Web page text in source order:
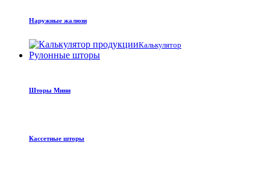
Наружные жалюзи
Калькулятор
Рулонные шторы
Шторы Мини
Кассетные шторы